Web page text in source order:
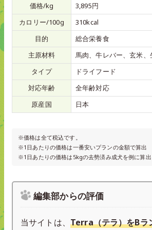
価格/kg
3,895円
カロリー/100g
310kcal
目的
総合栄養食
主原材料
馬肉、牛レバー、玄米
タイプ
ドライフード
対応年齢
全年齢対応
原産国
日本
※価格は全て税込です。
※1日あたりの価格は一番安いプランの金額で算出
※1日あたりの価格は5kgの去勢済み成犬を例に算出
編集部からの評価
当サイトは、 Terra（テラ）をBラ